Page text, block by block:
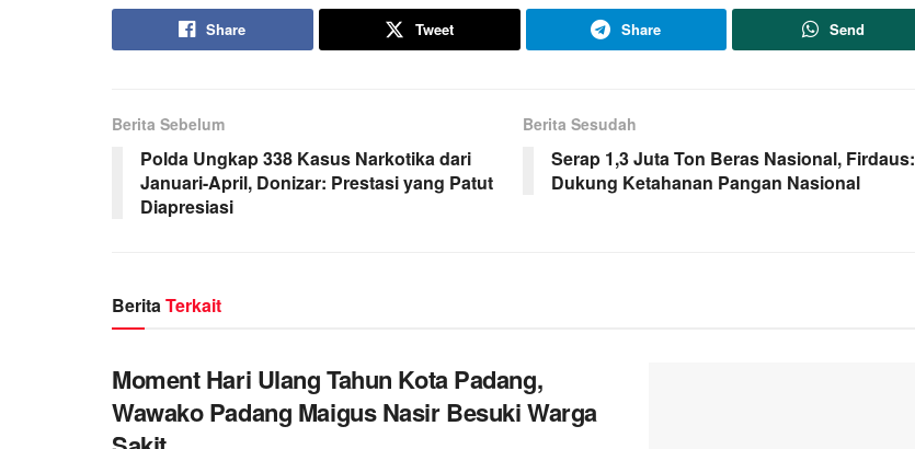
Share Tweet Share Send
Berita Sebelum
Polda Ungkap 338 Kasus Narkotika dari
Januari-April, Donizar: Prestasi yang Patut
Diapresiasi
Berita Sesudah
Serap 1,3 Juta Ton Beras Nasional, Firdaus:
Dukung Ketahanan Pangan Nasional
BeritaTerkait
Moment Hari Ulang Tahun Kota Padang,
Wawako Padang Maigus Nasir Besuki Warga